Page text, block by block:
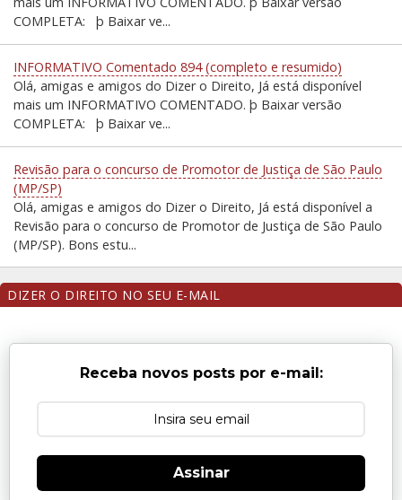
COMPLETA: þ Baixar ve...
INFORMATIVO Comentado 894 (completo e resumido)
Olá, amigas e amigos do Dizer o Direito, Já está disponível
mais um INFORMATIVO COMENTADO. þ Baixar versão
COMPLETA: þ Baixar ve...
Revisão para o concurso de Promotor de Justiça de São Paulo
(MP/SP)
Olá, amigas e amigos do Dizer o Direito, Já está disponível a
Revisão para o concurso de Promotor de Justiça de São Paulo
(MP/SP). Bons estu...
DIZER O DIREITO NO SEU E-MAIL
Receba novos posts por e-mail:
Assinar